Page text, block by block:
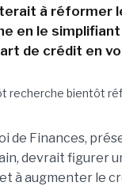
à réformer
en le
de crédit en
de Finances,
devrait figurer
à augmenter le